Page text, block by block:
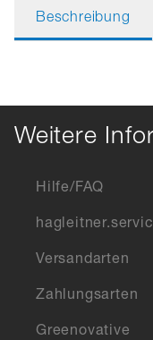
Beschreibung
Weitere
Hilfe/FAQ
Versandarten
Zahlungsarten
Greenovative